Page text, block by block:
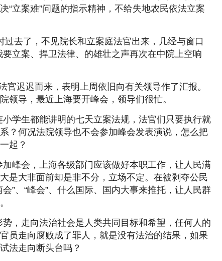
“立案难”问题的指示精神，不给失地农民依法立案
过去了，不见院长和立案庭法官出来，几经与窗口
要立案、捍卫法律、的雄壮之声再次在中院上空响
官迟迟而来，表明上周依旧向有关领导作了汇报。
领导，最近上海要开峰会，领导们很忙。
学生都能讲明的七天立案法规，法官们只要执行就
？何况法院领导也不会参加峰会发表演说，怎么把
起？
峰会，上海各级部门应该做好本职工作，让人民满
是大非面前却是非不分，立场不定。在被剥夺公民
”、“峰会”、什么国际、国内大事来推托，让人民群
，走向法治社会是人类共同目标和希望，任何人的
员走向腐败成了罪人，就是没有法治的结果，如果
法走向断头台吗？